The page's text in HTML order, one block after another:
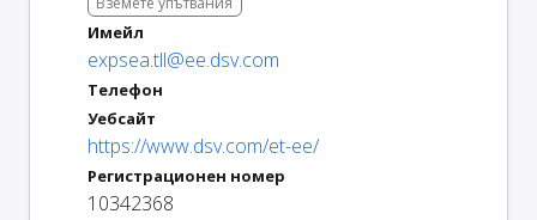
Имейл
expsea.tll@ee.dsv.com
Телефон
Уебсайт
https://www.dsv.com/et-ee/
Регистрационен номер
10342368